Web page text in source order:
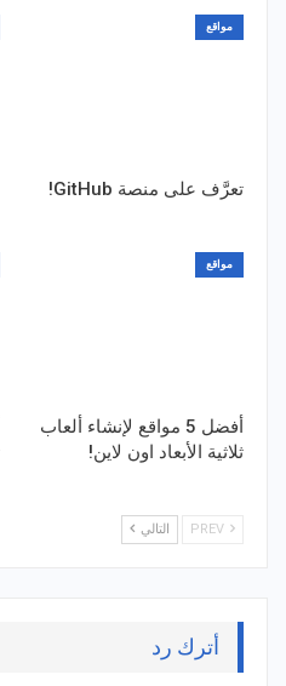
مواقع
تعرَّف على منصة GitHub!
مواقع
أفضل 5 مواقع لإنشاء ألعاب
ثلاثية الأبعاد اون لاين!
التالي
أترك رد